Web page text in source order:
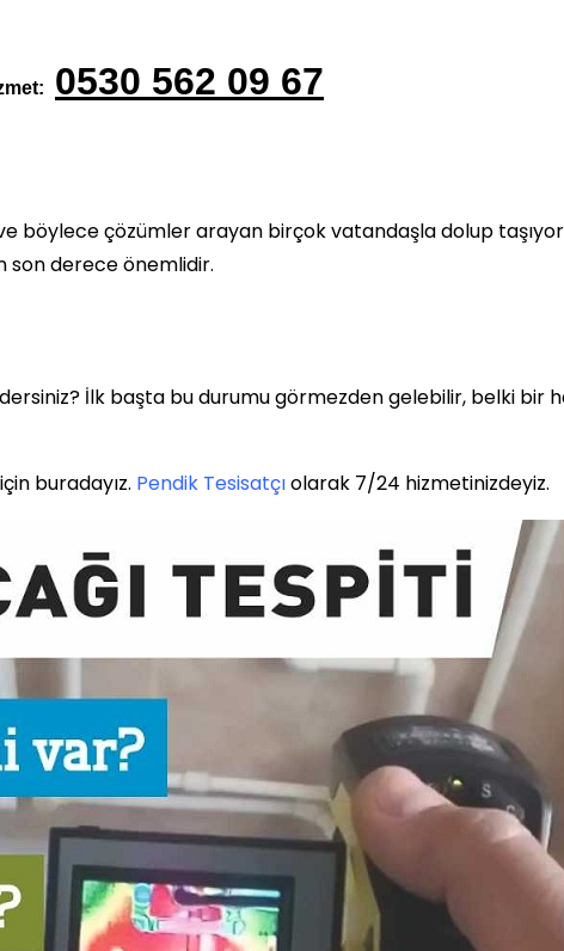
0530 562 09 67
çözümler arayan birçok vatandaşla dolup taşıyor.
son derece önemlidir.
İlk başta bu durumu görmezden gelebilir, belki bir
buradayız. Pendik Tesisatçıolarak 7/24 hizmetinizdeyiz.